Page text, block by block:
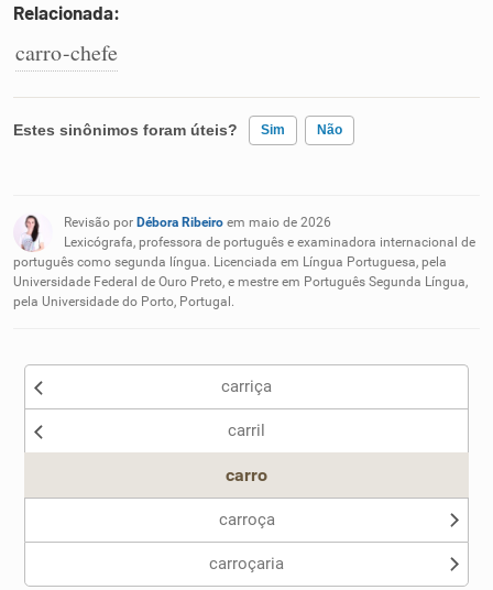
Relacionada:
carro-chefe
Estes sinônimos foram úteis? Sim Não
Nenhum dos sinônimos apresentados me ajudou
Outro
Revisão por Débora Ribeiro em maio de 2026
Lexicógrafa, professora de português e examinadora internacional de
português como segunda língua. Licenciada em Língua Portuguesa, pela
Universidade Federal de Ouro Preto, e mestre em Português Segunda Língua,
pela Universidade do Porto, Portugal.
carriça
carril
carro
carroça
carroçaria